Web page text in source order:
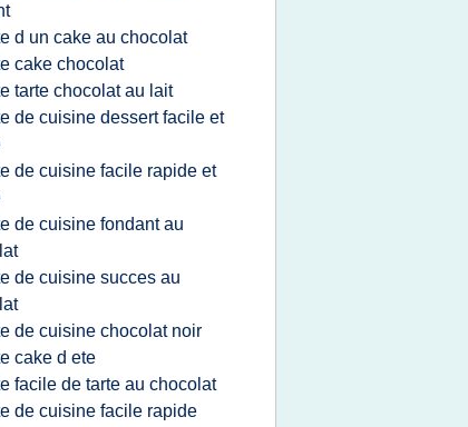
d un cake au chocolat
cake chocolat
tarte chocolat au lait
de cuisine dessert facile et
de cuisine facile rapide et
de cuisine fondant au
de cuisine succes au
de cuisine chocolat noir
cake d ete
facile de tarte au chocolat
de cuisine facile rapide